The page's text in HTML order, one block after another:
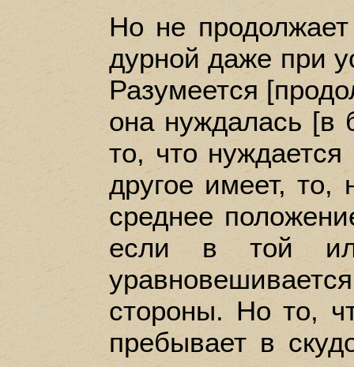
Но не
дурной даже при
Разумеется
она нуждалась [в
то, что
другое имеет, то,
среднее
если в той
стороны. Но то,
пребывает в